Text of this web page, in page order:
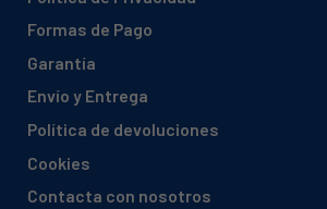
Formas de Pago
Garantía
Envío y Entrega
Política de devoluciones
Cookies
Contacta con nosotros